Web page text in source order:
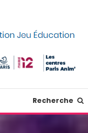
Recherche